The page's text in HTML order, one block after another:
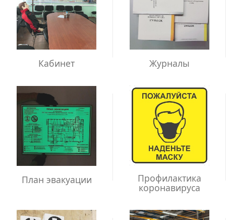
Кабинет Журналы
План эвакуации Профилактика
коронавируса